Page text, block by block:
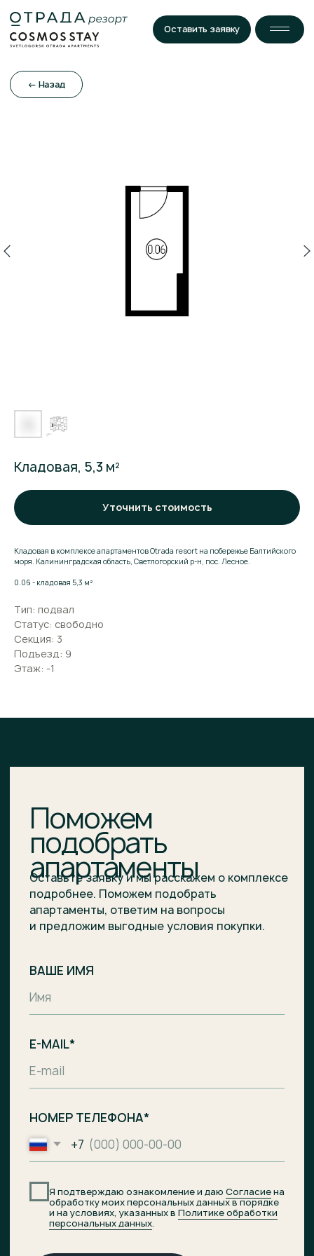
Оставить заявку
Кладовая, 5,3 м²
Уточнить стоимость
Кладовая в комплексе апартаментов Otrada resort на побережье Балтийского
моря. Калининградская область, Светлогорский р-н, пос. Лесное.
0.06 - кладовая 5,3 м²
Тип: подвал
Статус: свободно
Секция: 3
Подъезд: 9
Этаж: -1
+7
Я подтверждаю ознакомление и даюСогласие
обработку моих персональных данных в порядке
и на условиях, указанных в Политике обработки
персональных данных.
Отправить заявку
Поможем
подобрать
апартаменты
Оставьте заявку и мы расскажем о комплексе
подробнее. Поможем подобрать
апартаменты, ответим на вопросы
и предложим выгодные условия покупки.
и СПА-центром на побережье
Общество с ограниченной
ответственностью
«Ривьера Балтики»
3900008142 / ОГРН1233900002490
Проектное финансирование
предоставил АО «Банк ДОМ.РФ».
© 2026 ОТРАДА Резорт